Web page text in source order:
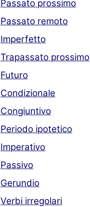
Passato prossimo
Passato remoto
Imperfetto
Trapassato prossimo
Futuro
Condizionale
Congiuntivo
Periodo ipotetico
Imperativo
Passivo
Gerundio
Verbi irregolari